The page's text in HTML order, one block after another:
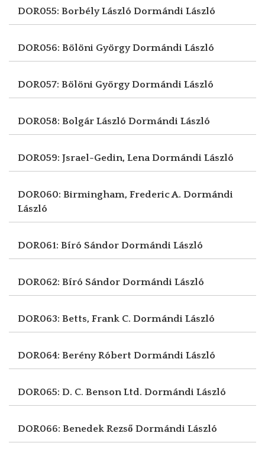
DOR055: Borbély László Dormándi László
DOR056: Bölöni GyörgyDormándi László
DOR057: Bölöni GyörgyDormándi László
DOR058: Bolgár László Dormándi László
DOR059: Jsrael-Gedin, LenaDormándi László
DOR060: Birmingham, Frederic A. Dormándi
László
DOR061: Bíró Sándor Dormándi László
DOR062: Bíró Sándor Dormándi László
DOR063: Betts, Frank C. Dormándi László
DOR064: Berény Róbert Dormándi László
DOR065: D. C. Benson Ltd. Dormándi László
DOR066: Benedek Rezső Dormándi László